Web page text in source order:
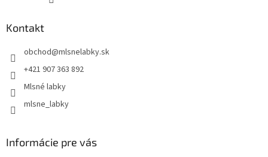
Kontakt
obchod@mlsnelabky.sk
+421 907 363 892
Mlsné labky
mlsne_labky
Informácie pre vás